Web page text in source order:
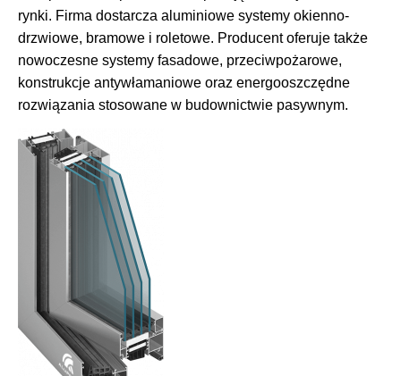
rynki. Firma dostarcza aluminiowe systemy okienno-
drzwiowe, bramowe i roletowe. Producent oferuje także
nowoczesne systemy fasadowe, przeciwpożarowe,
konstrukcje antywłamaniowe oraz energooszczędne
rozwiązania stosowane w budownictwie pasywnym.